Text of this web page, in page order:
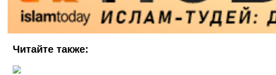
Читайте также: